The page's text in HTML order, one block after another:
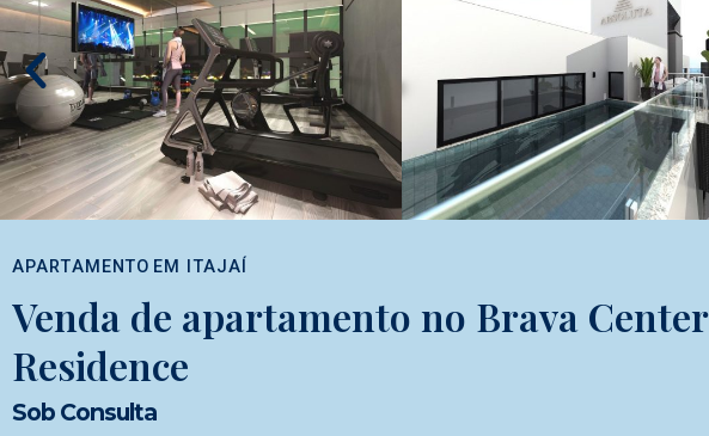
APARTAMENTO EM ITAJAÍ
Venda de apartamento no Brava Center
Residence
Sob Consulta